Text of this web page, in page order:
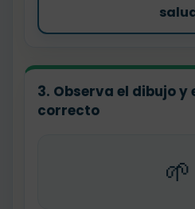
3. Observa el dibujo y
correcto
🌱